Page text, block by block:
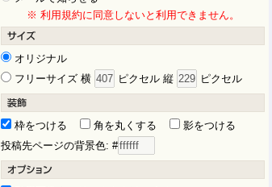
※ 利用規約に同意しないと利用できません。
オリジナル
フリーサイズ 横
ピクセル 縦 ピクセル
枠をつける 角を丸くする
影をつける
投稿先ページの背景色: #